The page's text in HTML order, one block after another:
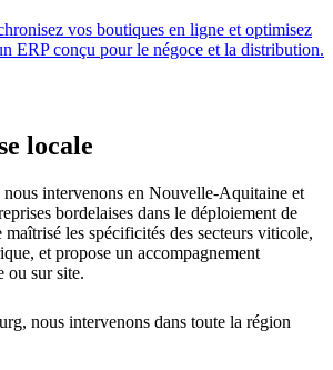
vos boutiques en ligne et optimisez
ERP conçu pour le négoce et la distribution.
locale
intervenons en Nouvelle-Aquitaine et
bordelaises dans le déploiement de
les spécificités des secteurs viticole,
et propose un accompagnement
ou sur site.
nous intervenons dans toute la région